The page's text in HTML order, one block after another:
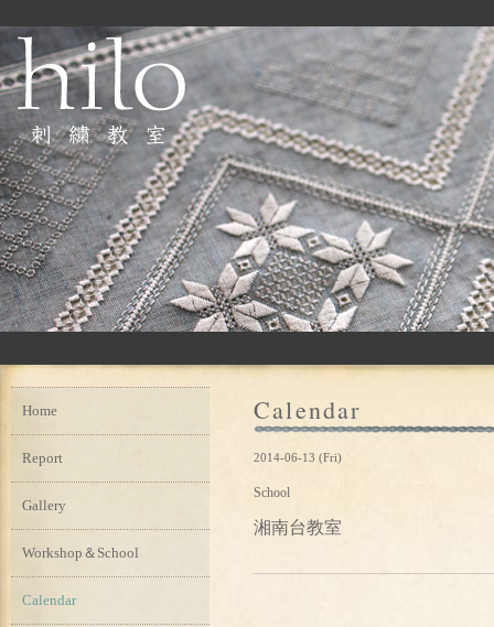
Calendar
2014-06-13 (Fri)
School
湘南台教室
Home
Report
Gallery
Workshop＆School
Calendar